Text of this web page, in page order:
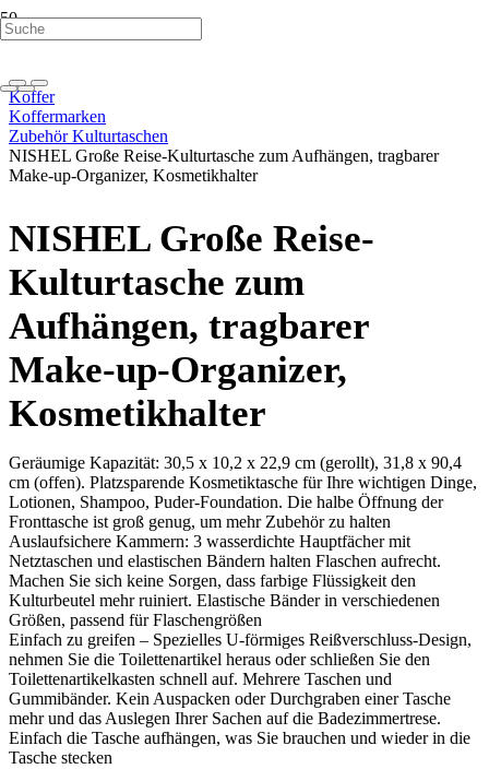
Koffer
Koffermarken
Zubehör Kulturtaschen
NISHEL Große Reise-Kulturtasche zum Aufhängen, tragbarer
Make-up-Organizer, Kosmetikhalter
NISHEL Große Reise-
Kulturtasche zum
Aufhängen, tragbarer
Make-up-Organizer,
Kosmetikhalter
Geräumige Kapazität: 30,5 x 10,2 x 22,9 cm (gerollt), 31,8 x 90,4
cm (offen). Platzsparende Kosmetiktasche für Ihre wichtigen Dinge,
Lotionen, Shampoo, Puder-Foundation. Die halbe Öffnung der
Fronttasche ist groß genug, um mehr Zubehör zu halten
Auslaufsichere Kammern: 3 wasserdichte Hauptfächer mit
Netztaschen und elastischen Bändern halten Flaschen aufrecht.
Machen Sie sich keine Sorgen, dass farbige Flüssigkeit den
Kulturbeutel mehr ruiniert. Elastische Bänder in verschiedenen
Größen, passend für Flaschengrößen
Einfach zu greifen – Spezielles U-förmiges Reißverschluss-Design,
nehmen Sie die Toilettenartikel heraus oder schließen Sie den
Toilettenartikelkasten schnell auf. Mehrere Taschen und
Gummibänder. Kein Auspacken oder Durchgraben einer Tasche
mehr und das Auslegen Ihrer Sachen auf die Badezimmertrese.
Einfach die Tasche aufhängen, was Sie brauchen und wieder in die
Tasche stecken